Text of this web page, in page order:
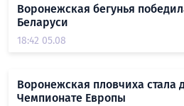
Воронежская бегунья
Беларуси
18:42 05.08
Воронежская пловчиха стала
Чемпионате Европы